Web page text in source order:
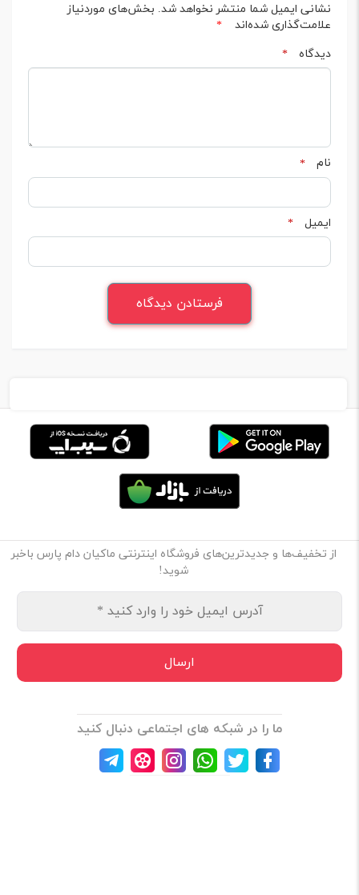
نشانی ایمیل شما منتشر نخواهد شد. بخش‌های موردنیاز
علامت‌گذاری شده‌اند
*
دیدگاه
*
نام *
ایمیل *
از تخفیف‌ها و جدیدترین‌های فروشگاه اینترنتی ماکیان دام پارس باخبر
شوید!
ما را در شبکه های اجتماعی دنبال کنید